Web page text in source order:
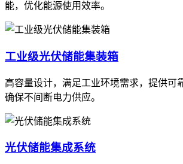
能，优化能源使用效率。
工业级光伏储能集装箱
高容量设计，满足工业环境需求，提供可
确保不间断电力供应。
光伏储能集成系统